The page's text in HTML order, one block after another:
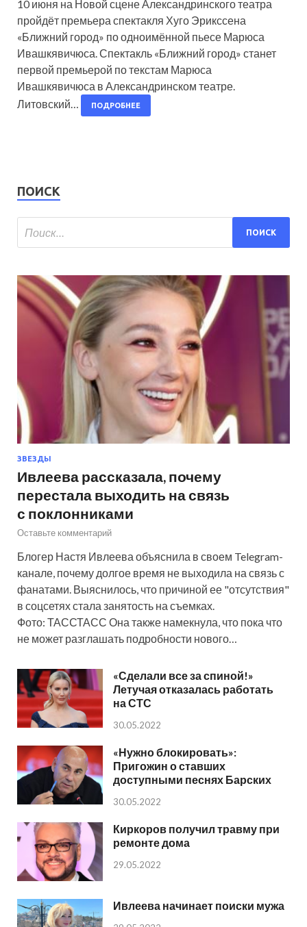
10 июня на Новой сцене Александринского театра
пройдёт премьера спектакля Хуго Эрикссена
«Ближний город» по одноимённой пьесе Марюса
Ивашкявичюса. Спектакль «Ближний город» станет
первой премьерой по текстам Марюса
Ивашкявичюса в Александринском театре.
Литовский…
ПОДРОБНЕЕ
ПОИСК
ЗВЕЗДЫ
Ивлеева рассказала, почему
перестала выходить на связь
с поклонниками
Оставьте комментарий
Блогер Настя Ивлеева объяснила в своем Telegram-
канале, почему долгое время не выходила на связь с
фанатами. Выяснилось, что причиной ее "отсутствия"
в соцсетях стала занятость на съемках.
Фото: ТАССТАСС Она также намекнула, что пока что
не может разглашать подробности нового…
«Сделали все за спиной!»
Летучая отказалась работать
на СТС
30.05.2022
«Нужно блокировать»:
Пригожин о ставших
доступными песнях Барских
30.05.2022
Киркоров получил травму при
ремонте дома
29.05.2022
Ивлеева начинает поиски мужа